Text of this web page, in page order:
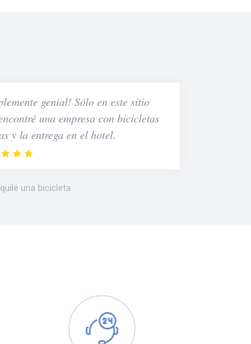
genial! Sólo en este sitio
una empresa con bicicletas
y la entrega en el hotel.
una bicicleta